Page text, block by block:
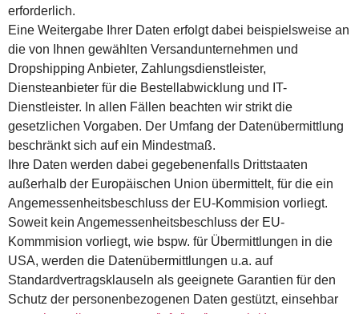
erforderlich.
Eine Weitergabe Ihrer Daten erfolgt dabei beispielsweise an
die von Ihnen gewählten Versandunternehmen und
Dropshipping Anbieter, Zahlungsdienstleister,
Diensteanbieter für die Bestellabwicklung und IT-
Dienstleister. In allen Fällen beachten wir strikt die
gesetzlichen Vorgaben. Der Umfang der Datenübermittlung
beschränkt sich auf ein Mindestmaß.
Ihre Daten werden dabei gegebenenfalls Drittstaaten
außerhalb der Europäischen Union übermittelt, für die ein
Angemessenheitsbeschluss der EU-Kommision vorliegt.
Soweit kein Angemessenheitsbeschluss der EU-
Kommmision vorliegt, wie bspw. für Übermittlungen in die
USA, werden die Datenübermittlungen u.a. auf
Standardvertragsklauseln als geeignete Garantien für den
Schutz der personenbezogenen Daten gestützt, einsehbar